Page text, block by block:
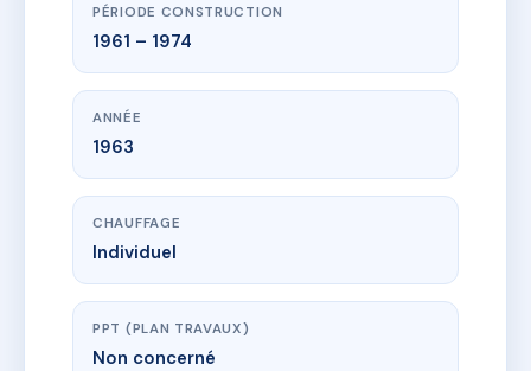
PÉRIODE CONSTRUCTION
1961 – 1974
ANNÉE
1963
CHAUFFAGE
Individuel
PPT (PLAN TRAVAUX)
Non concerné